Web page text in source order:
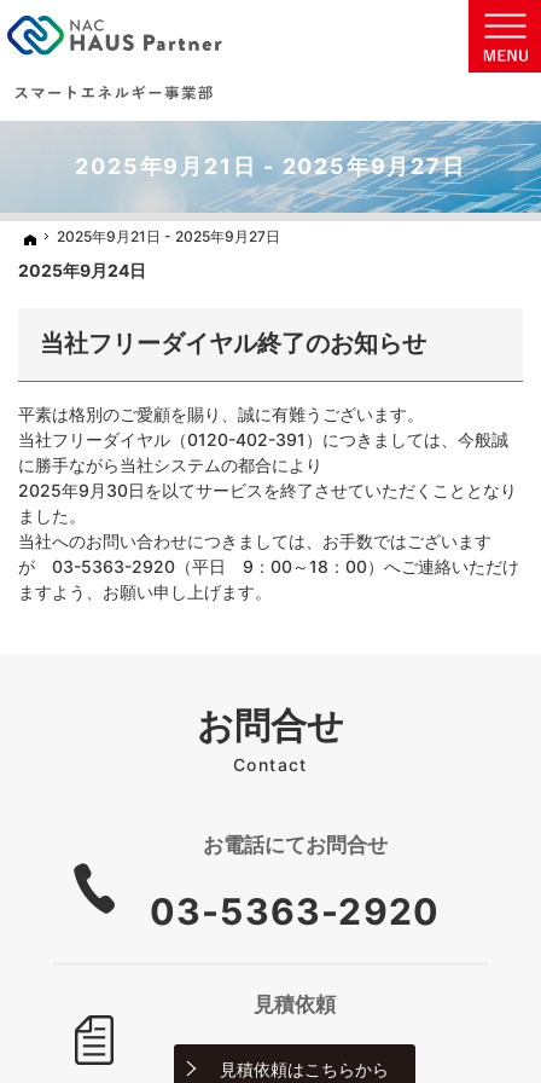
2025年9月21日 - 2025年9月27日
ホーム
2025年9月21日 - 2025年9月27日
2025年9月24日
当社フリーダイヤル終了のお知らせ
平素は格別のご愛顧を賜り、誠に有難うございます。
当社フリーダイヤル（0120-402-391）につきましては、今般誠
に勝手ながら当社システムの都合により
2025年9月30日を以てサービスを終了させていただくこととなり
ました。
当社へのお問い合わせにつきましては、お手数ではございます
が 03-5363-2920（平日 9：00～18：00）へご連絡いただけ
ますよう、お願い申し上げます。
ホーム
2025年9月21日 - 2025年9月27日
お問合せ
Contact
お電話にてお問合せ
03-5363-2920
見積依頼
見積依頼はこちらから